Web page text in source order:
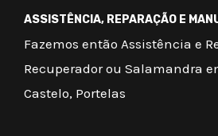
ASSISTÊNCIA, REPARAÇÃO E
Fazemos então Assistência e
Recuperador ou Salamandra
Castelo, Portelas